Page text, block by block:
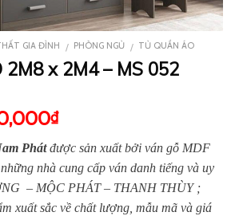
GIA ĐÌNH / PHÒNG NGỦ / TỦ QUẦN ÁO
2M8 x 2M4 – MS 052
₫
Phátđược sản xuất bởi ván gỗ MDF
nhà cung cấp ván danh tiếng và uy
– MỘC PHÁT – THANH THÙY ;
xuất sắc về chất lượng, mẫu mã và giá